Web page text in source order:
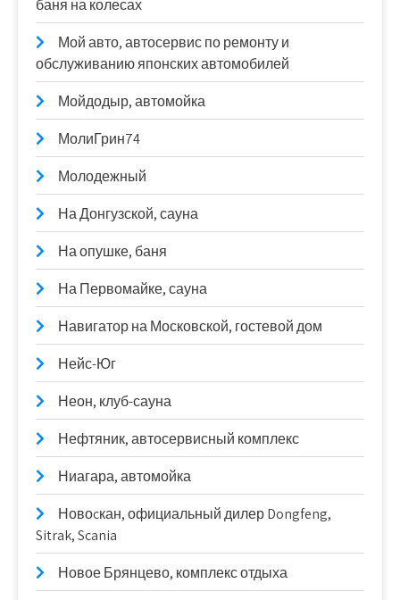
баня на колесах
Мой авто, автосервис по ремонту и
обслуживанию японских автомобилей
Мойдодыр, автомойка
МолиГрин74
Молодежный
На Донгузской, сауна
На опушке, баня
На Первомайке, сауна
Навигатор на Московской, гостевой дом
Нейс-Юг
Неон, клуб-сауна
Нефтяник, автосервисный комплекс
Ниагара, автомойка
Новоcкан, официальный дилер Dongfeng,
Sitrak, Scania
Новое Брянцево, комплекс отдыха